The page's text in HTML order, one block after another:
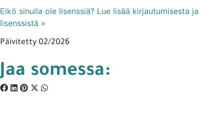
Eikö sinulla ole lisenssiä? Lue lisää kirjautumisesta ja
lisenssistä »
Päivitetty 02/2026
Jaa somessa: